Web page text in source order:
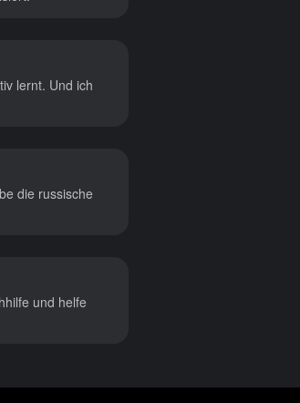
lernt. Und ich
die russische
und helfe